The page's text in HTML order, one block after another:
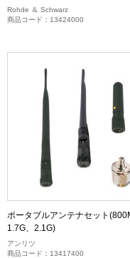
Rohde ＆ Schwarz
商品コード：13424000
ポータブルアンテナセット
1.7G、2.1G)
アンリツ
商品コード：13417400